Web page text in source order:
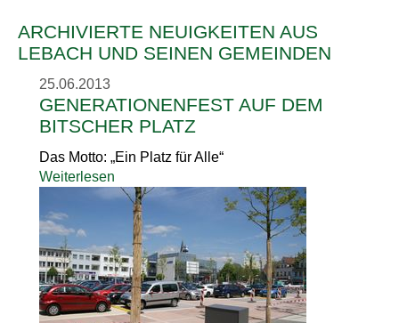
ARCHIVIERTE NEUIGKEITEN AUS
LEBACH UND SEINEN GEMEINDEN
25.06.2013
GENERATIONENFEST AUF DEM
BITSCHER PLATZ
Das Motto: „Ein Platz für Alle“
Weiterlesen